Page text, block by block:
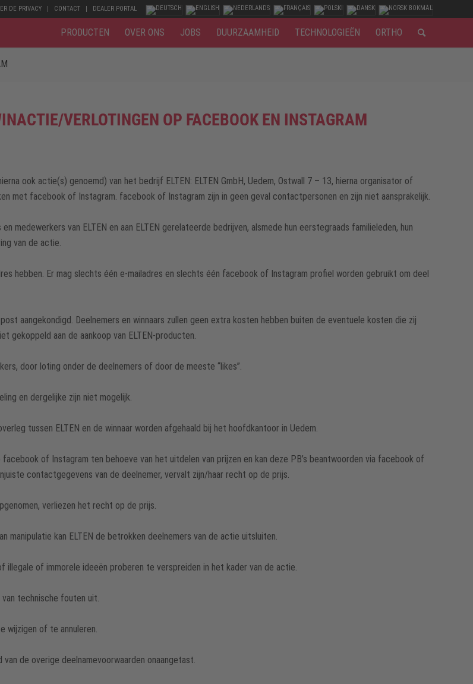
DE PRIVACY CONTACT DEALER PORTAL
PRODUCTEN OVER ONS JOBS DUURZAAMHEID TECHNOLOGIEËN ORTHO
VERLOTINGEN OP FACEBOOK EN INSTAGRAM
ook actie(s) genoemd) van het bedrijf ELTEN: ELTEN GmbH, Uedem, Ostwall 7 – 13, hierna organisator of
met facebook of Instagram. facebook of Instagram zijn in geen geval contactpersonen en zijn niet aansprakelijk.
medewerkers van ELTEN en aan ELTEN gerelateerde bedrijven, alsmede hun eerstegraads familieleden, hun
van de actie.
hebben. Er mag slechts één e-mailadres en slechts één facebook of Instagram profiel worden gebruikt om deel
aangekondigd. Deelnemers en winnaars zullen geen extra kosten hebben buiten de eventuele kosten die zij
gekoppeld aan de aankoop van ELTEN-producten.
door loting onder de deelnemers of door de meeste “likes”.
en dergelijke zijn niet mogelijk.
tussen ELTEN en de winnaar worden afgehaald bij het hoofdkantoor in Uedem.
of Instagram ten behoeve van het uitdelen van prijzen en kan deze PB’s beantwoorden via facebook of
contactgegevens van de deelnemer, vervalt zijn/haar recht op de prijs.
verliezen het recht op de prijs.
manipulatie kan ELTEN de betrokken deelnemers van de actie uitsluiten.
of immorele ideeën proberen te verspreiden in het kader van de actie.
technische fouten uit.
wijzigen of te annuleren.
de overige deelnamevoorwaarden onaangetast.